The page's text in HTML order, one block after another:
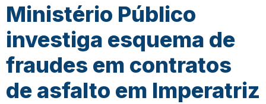
Ministério Público
investiga esquema de
fraudes em contratos
de asfalto em Imperatriz